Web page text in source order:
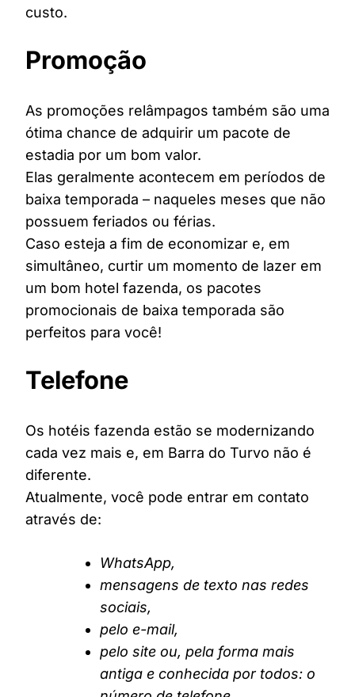
custo.
Promoção
As promoções relâmpagos também são uma
ótima chance de adquirir um pacote de
estadia por um bom valor.
Elas geralmente acontecem em períodos de
baixa temporada – naqueles meses que não
possuem feriados ou férias.
Caso esteja a fim de economizar e, em
simultâneo, curtir um momento de lazer em
um bom hotel fazenda, os pacotes
promocionais de baixa temporada são
perfeitos para você!
Telefone
Os hotéis fazenda estão se modernizando
cada vez mais e, em Barra do Turvo não é
diferente.
Atualmente, você pode entrar em contato
através de:
WhatsApp,
mensagens de texto nas redes
sociais,
pelo e-mail,
pelo site ou, pela forma mais
antiga e conhecida por todos: o